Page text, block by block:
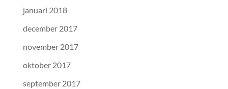
januari 2018
december 2017
november 2017
oktober 2017
september 2017